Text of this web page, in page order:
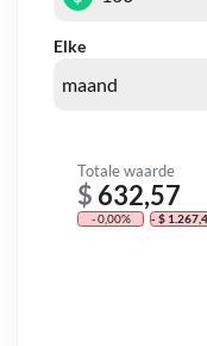
Elke
Totale waarde
$ 632,57
- 0,00% - $